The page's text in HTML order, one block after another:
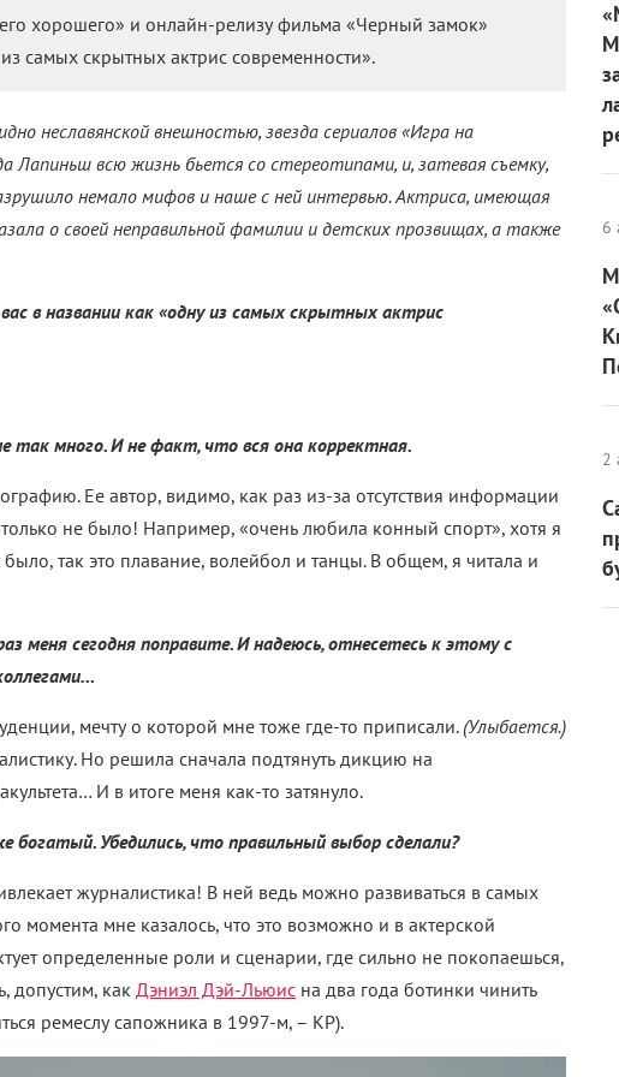
хорошего» и онлайн-релизу фильма «Черный замок»
самых скрытных актрис современности».
неславянской внешностью, звезда сериалов «Игра на
Лапиньш всю жизнь бьется со стереотипами, и, затевая съемку,
немало мифов и наше с ней интервью. Актриса, имеющая
о своей неправильной фамилии и детских прозвищах, а также
в названии как «одну из самых скрытных актрис
так много. И не факт, что вся она корректная.
Ее автор, видимо, как раз из-за отсутствия информации
не было! Например, «очень любила конный спорт», хотя я
так это плавание, волейбол и танцы. В общем, я читала и
меня сегодня поправите. И надеюсь, отнесетесь к этому с
мечту о которой мне тоже где-то приписали.(Улыбается.)
Но решила сначала подтянуть дикцию на
И в итоге меня как-то затянуло.
Убедились, что правильный выбор сделали?
журналистика! В ней ведь можно развиваться в самых
момента мне казалось, что это возможно и в актерской
определенные роли и сценарии, где сильно не покопаешься,
допустим, как Дэниэл Дэй-Льюис на два года ботинки чинить
ремеслу сапожника в 1997-м, – КР).
6
2